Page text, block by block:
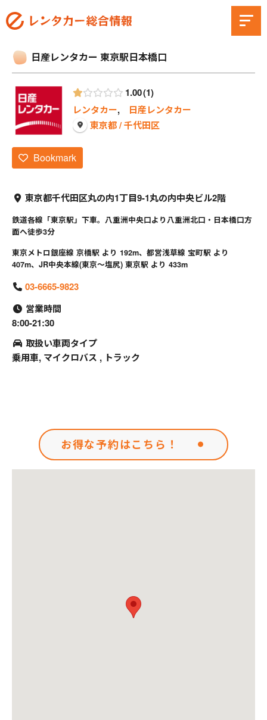
日産レンタカー 東京駅日本橋口
1.00 1
レンタカー, 日産レンタカー
東京都 / 千代田区
Bookmark
東京都千代田区丸の内1丁目9-1丸の内中央ビル2階
鉄道各線「東京駅」下車。八重洲中央口より八重洲北口・日本橋口方
面へ徒歩3分
東京メトロ銀座線 京橋駅 より 192m、都営浅草線 宝町駅 より
407m、JR中央本線(東京～塩尻) 東京駅 より 433m
03-6665-9823
営業時間
8:00-21:30
取扱い車両タイプ
乗用車, マイクロバス , トラック
お得な予約はこちら！